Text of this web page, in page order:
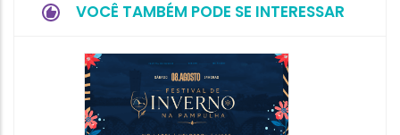
VOCÊ TAMBÉM PODE SE INTERESSAR